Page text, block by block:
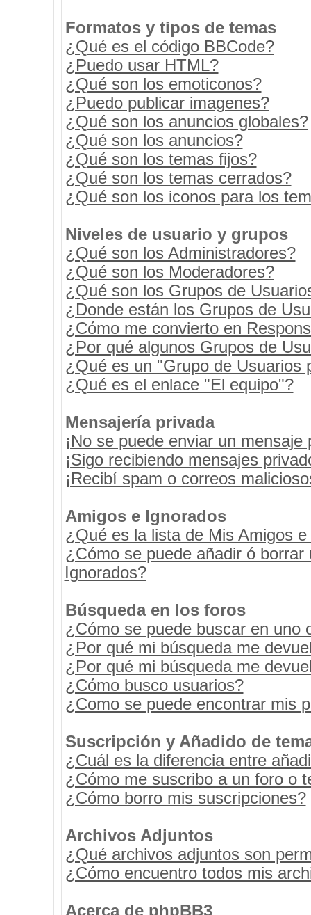
Formatos y tipos de temas
¿Qué es el código BBCode?
¿Puedo usar HTML?
¿Qué son los emoticonos?
¿Puedo publicar imagenes?
¿Qué son los anuncios globales?
¿Qué son los anuncios?
¿Qué son los temas fijos?
¿Qué son los temas cerrados?
¿Qué son los iconos para los
Niveles de usuario y grupos
¿Qué son los Administradores?
¿Qué son los Moderadores?
¿Qué son los Grupos de
¿Donde están los Grupos de
¿Cómo me convierto en
¿Por qué algunos Grupos de
¿Qué es un "Grupo de Usuarios
¿Qué es el enlace "El equipo"?
Mensajería privada
¡No se puede enviar un mensaje
¡Sigo recibiendo mensajes
¡Recibí spam o correos
Amigos e Ignorados
¿Qué es la lista de Mis Amigos
¿Cómo se puede añadir ó
Ignorados?
Búsqueda en los foros
¿Cómo se puede buscar en uno
¿Por qué mi búsqueda me
¿Por qué mi búsqueda me
¿Cómo busco usuarios?
¿Como se puede encontrar mis
Suscripción y Añadido de
¿Cuál es la diferencia entre
¿Cómo me suscribo a un foro o
¿Cómo borro mis suscripciones?
Archivos Adjuntos
¿Qué archivos adjuntos son
¿Cómo encuentro todos mis
Acerca de phpBB3